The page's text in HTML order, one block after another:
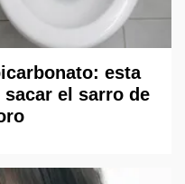
esta
sacar el sarro de